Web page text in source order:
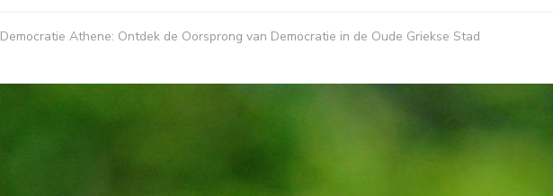
Democratie Athene: Ontdek de Oorsprong van Democratie in de Oude Griekse Stad